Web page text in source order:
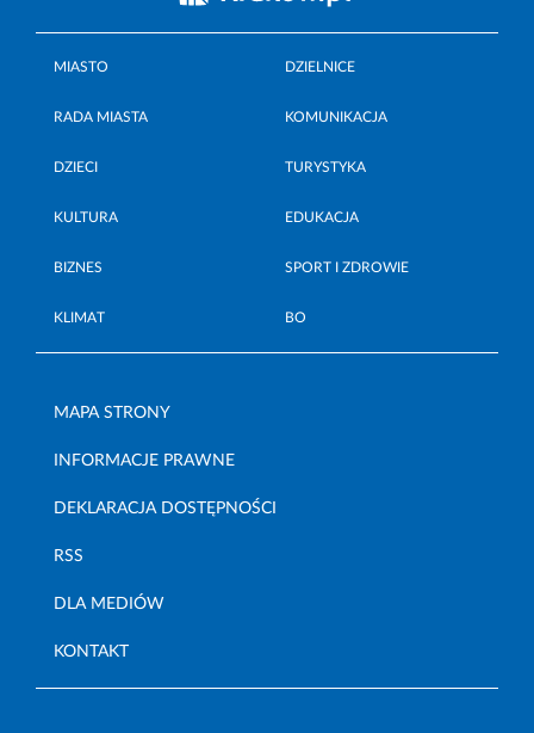
MIASTO DZIELNICE
RADA MIASTA KOMUNIKACJA
DZIECI TURYSTYKA
KULTURA EDUKACJA
BIZNES SPORT I ZDROWIE
KLIMAT BO
MAPA STRONY
INFORMACJE PRAWNE
DEKLARACJA DOSTĘPNOŚCI
RSS
DLA MEDIÓW
KONTAKT